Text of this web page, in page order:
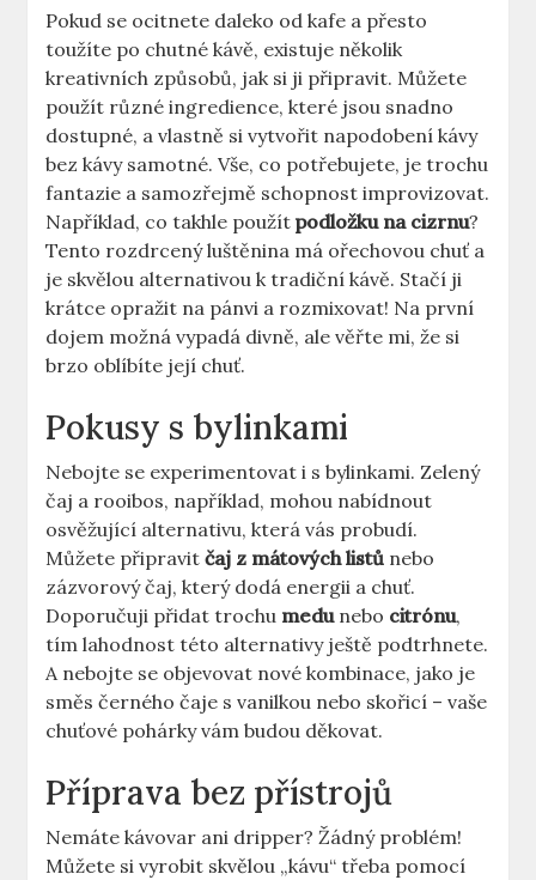
Pokud se ocitnete daleko od kafe a přesto
toužíte po chutné kávě, existuje několik
kreativních způsobů, jak si ji připravit. Můžete
použít různé ingredience, které jsou snadno
dostupné, a vlastně si vytvořit napodobení kávy
bez kávy samotné. Vše, co potřebujete, je trochu
fantazie a samozřejmě schopnost improvizovat.
Například, co takhle použítpodložku na cizrnu?
Tento rozdrcený luštěnina má ořechovou chuť a
je skvělou alternativou k tradiční kávě. Stačí ji
krátce opražit na pánvi a rozmixovat! Na první
dojem možná vypadá divně, ale věřte mi, že si
brzo oblíbíte její chuť.
Pokusy s bylinkami
Nebojte se experimentovat i s bylinkami. Zelený
čaj a rooibos, například, mohou nabídnout
osvěžující alternativu, která vás probudí.
Můžete připravitčaj z mátových listů nebo
zázvorový čaj, který dodá energii a chuť.
Doporučuji přidat trochu medunebo citrónu,
tím lahodnost této alternativy ještě podtrhnete.
A nebojte se objevovat nové kombinace, jako je
směs černého čaje s vanilkou nebo skořicí – vaše
chuťové pohárky vám budou děkovat.
Příprava bez přístrojů
Nemáte kávovar ani dripper? Žádný problém!
Můžete si vyrobit skvělou „kávu“ třeba pomocí